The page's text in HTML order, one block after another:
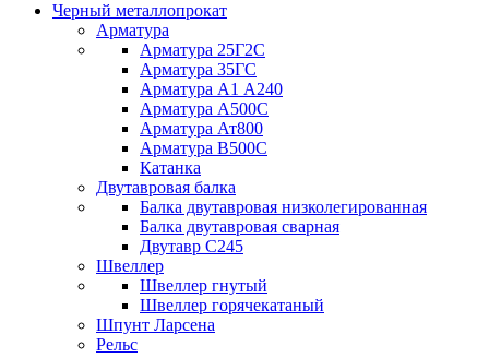
Черный металлопрокат
Арматура
Арматура 25Г2С
Арматура 35ГС
Арматура А1 А240
Арматура А500С
Арматура Ат800
Арматура В500С
Катанка
Двутавровая балка
Балка двутавровая низколегированная
Балка двутавровая сварная
Двутавр С245
Швеллер
Швеллер гнутый
Швеллер горячекатаный
Шпунт Ларсена
Рельс